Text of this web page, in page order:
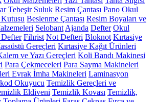
Tebeşir Suluk Resim Çantası Pano Okul
Beslenme Çantası Resim Boyaları ve
Selobant Ajanda Defter Okul
Fihrist Not Defteri Bloknot Kırtasiye
Gereçleri Kırtasiye Kağıt Ürünleri
ve Yazı Gereçleri Koli Bandı Makinesi
Para Çekmeceleri Para Sayma Makineleri
Evrak İmha Makineleri Laminasyon
Okuyucu Temizlik Gereçleri ve
Eldiveni Temizlik Kovası Temizlik,